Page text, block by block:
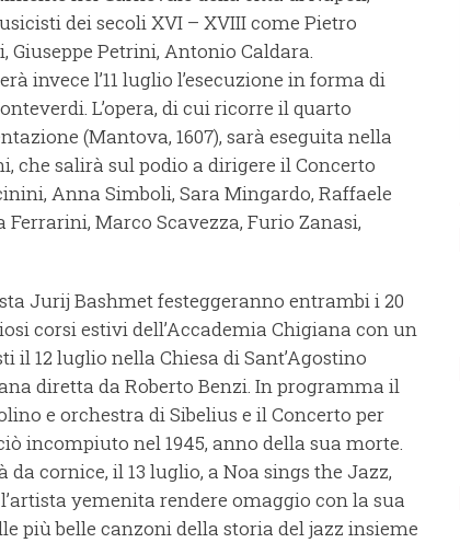
dei secoli XVI – XVIII come Pietro
Giuseppe Petrini, Antonio Caldara.
invece l’11 luglio l’esecuzione in forma di
L’opera, di cui ricorre il quarto
(Mantova, 1607), sarà eseguita nella
che salirà sul podio a dirigere il Concerto
Anna Simboli, Sara Mingardo, Raffaele
Marco Scavezza, Furio Zanasi,
Jurij Bashmet festeggeranno entrambi i 20
corsi estivi dell’Accademia Chigiana con un
il 12 luglio nella Chiesa di Sant’Agostino
diretta da Roberto Benzi. In programma il
e orchestra di Sibelius e il Concerto per
incompiuto nel 1945, anno della sua morte.
cornice, il 13 luglio, a Noa sings the Jazz,
yemenita rendere omaggio con la sua
più belle canzoni della storia del jazz insieme